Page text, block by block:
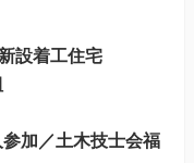
設着工住宅
加／土木技士会福